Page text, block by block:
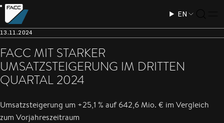
EN
13.11.2024
FACC MIT STARKER
UMSATZSTEIGERUNG IM DRITTEN
QUARTAL 2024
Umsatzsteigerung um +25,1 % auf 642,6 Mio. € im Vergleich
zum Vorjahreszeitraum